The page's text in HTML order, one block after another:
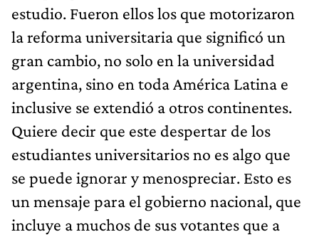
estudio. Fueron ellos los que motorizaron
la reforma universitaria que significó un
gran cambio, no solo en la universidad
argentina, sino en toda América Latina e
inclusive se extendió a otros continentes.
Quiere decir que este despertar de los
estudiantes universitarios no es algo que
se puede ignorar y menospreciar. Esto es
un mensaje para el gobierno nacional, que
incluye a muchos de sus votantes que a